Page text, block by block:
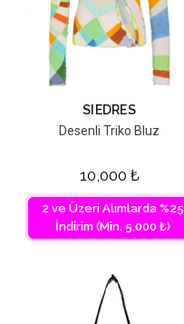
SIEDRES
Desenli Triko Bluz
10,000 ₺
2 ve Üzeri Alımlarda %25
İndirim (Min. 5,000 ₺)